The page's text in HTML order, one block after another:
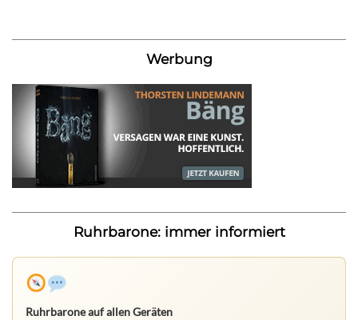
Werbung
Ruhrbarone: immer informiert
Ruhrbarone auf allen Geräten